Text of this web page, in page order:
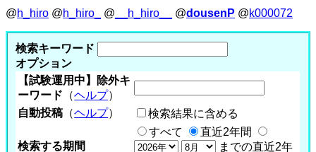
@h_hiro @h_hiro_ @ __h_hiro__ @dousenP @k000072
検索キーワード
オプション
【試験運用中】除外キ
ーワード （ヘルプ）
自動投稿 （ヘルプ） 検索結果に含める
検索する期間
すべて
直近2年間
までの直近2年